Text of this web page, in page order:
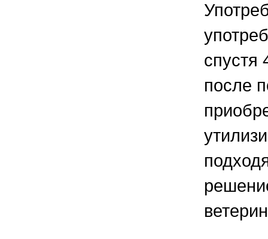
спустя
после